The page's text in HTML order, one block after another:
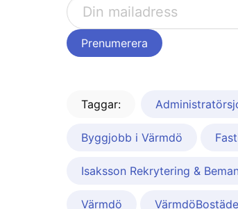
Taggar:
Byggjobb i Värmdö
Isaksson Rekrytering &
Värmdö